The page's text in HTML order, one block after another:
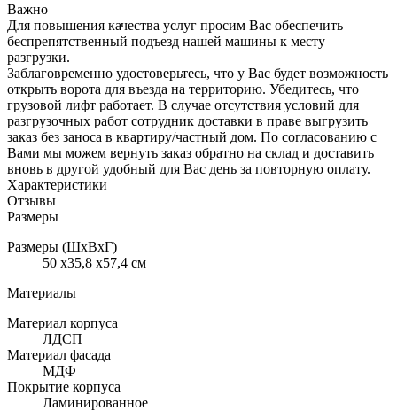
Важно
Для повышения качества услуг просим Вас обеспечить
беспрепятственный подъезд нашей машины к месту
разгрузки.
Заблаговременно удостоверьтесь, что у Вас будет возможность
открыть ворота для въезда на территорию. Убедитесь, что
грузовой лифт работает. В случае отсутствия условий для
разгрузочных работ сотрудник доставки в праве выгрузить
заказ без заноса в квартиру/частный дом. По согласованию с
Вами мы можем вернуть заказ обратно на склад и доставить
вновь в другой удобный для Вас день за повторную оплату.
Характеристики
Отзывы
Размеры
Размеры (ШхВхГ)
50 x35,8 x57,4 см
Материалы
Материал корпуса
ЛДСП
Материал фасада
МДФ
Покрытие корпуса
Ламинированное